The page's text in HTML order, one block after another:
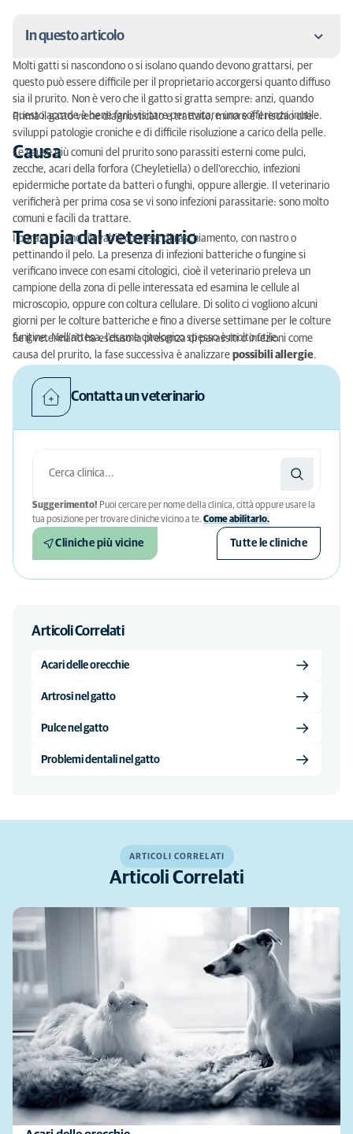
In questo articolo
Causa
Terapia dal veterinario
Molti gatti si nascondono o si isolano quando devono grattarsi, per
questo può essere difficile per il proprietario accorgersi quanto diffuso
sia il prurito. Non è vero che il gatto si gratta sempre: anzi, quando
questo accade è bene farli visitare per evitare una sofferenza inutile.
Prima il gatto viene diagnosticato e trattato, minore è il rischio che
sviluppi patologie croniche e di difficile risoluzione a carico della pelle.
Causa
Le cause più comuni del prurito sono parassiti esterni come pulci,
zecche, acari della forfora (Cheyletiella) o dell’orecchio, infezioni
epidermiche portate da batteri o funghi, oppure allergie. Il veterinario
verificherà per prima cosa se vi sono infezioni parassitarie: sono molto
comuni e facili da trattare.
Terapia dal veterinario
I parassiti sono rilevabili con test di raschiamento, con nastro o
pettinando il pelo. La presenza di infezioni batteriche o fungine si
verificano invece con esami citologici, cioè il veterinario preleva un
campione della zona di pelle interessata ed esamina le cellule al
microscopio, oppure con coltura cellulare. Di solito ci vogliono alcuni
giorni per le colture batteriche e fino a diverse settimane per le colture
fungine. Nell'attesa, l'esame citologico spesso è molto utile.
Se il veterinario ha escluso la presenza di parassiti o infezioni come
causa del prurito, la fase successiva è analizzare possibili allergie.
Contatta un veterinario
Suggerimento! Puoi cercare per nome della clinica, città oppure usare la
tua posizione per trovare cliniche vicino a te. Come abilitarlo.
Cliniche più vicine Tutte le cliniche
Articoli Correlati
Acari delle orecchie
Artrosi nel gatto
Pulce nel gatto
Problemi dentali nel gatto
ARTICOLI CORRELATI
Articoli Correlati